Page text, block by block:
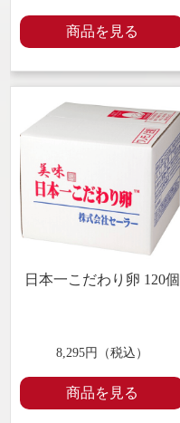
商品を見る
日本一こだわり卵 120個
8,295円（税込）
商品を見る